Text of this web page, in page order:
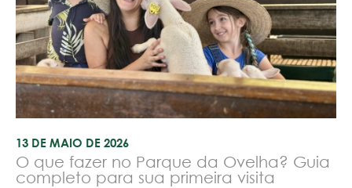
13 DE MAIO DE 2026
O que fazer no Parque da Ovelha? Guia
completo para sua primeira visita